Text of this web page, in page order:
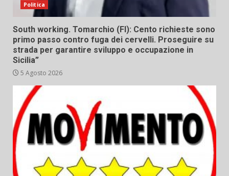
Politica
South working. Tomarchio (FI): Cento richieste sono
primo passo contro fuga dei cervelli. Proseguire su
strada per garantire sviluppo e occupazione in
Sicilia”
5 Agosto 2026